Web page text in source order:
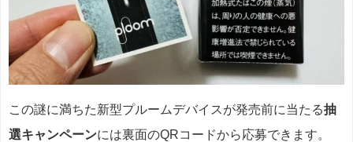
この謎に満ちた新型プルームデバイスが発売前に当たる抽
選キャンペーンには裏面のQRコードから応募できます。